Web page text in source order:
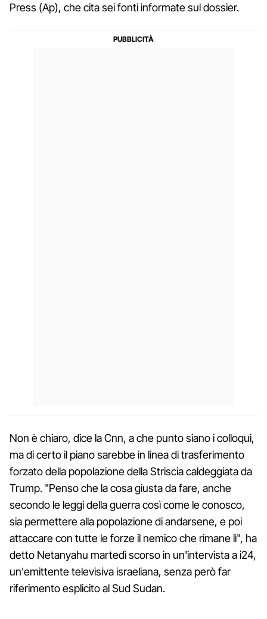
Press (Ap), che cita sei fonti informate sul dossier.
Non è chiaro, dice la Cnn, a che punto siano i colloqui,
ma di certo il piano sarebbe in linea di trasferimento
forzato della popolazione della Striscia caldeggiata da
Trump. "Penso che la cosa giusta da fare, anche
secondo le leggi della guerra così come le conosco,
sia permettere alla popolazione di andarsene, e poi
attaccare con tutte le forze il nemico che rimane lì", ha
detto Netanyahu martedì scorso in un'intervista a i24,
un'emittente televisiva israeliana, senza però far
riferimento esplicito al Sud Sudan.